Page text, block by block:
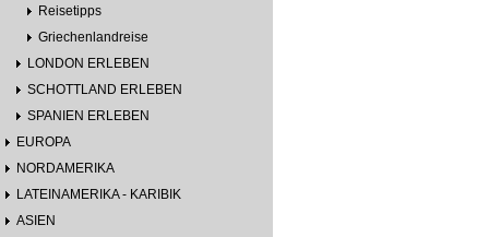
Reisetipps
Griechenlandreise
LONDON ERLEBEN
SCHOTTLAND ERLEBEN
SPANIEN ERLEBEN
EUROPA
NORDAMERIKA
LATEINAMERIKA - KARIBIK
ASIEN